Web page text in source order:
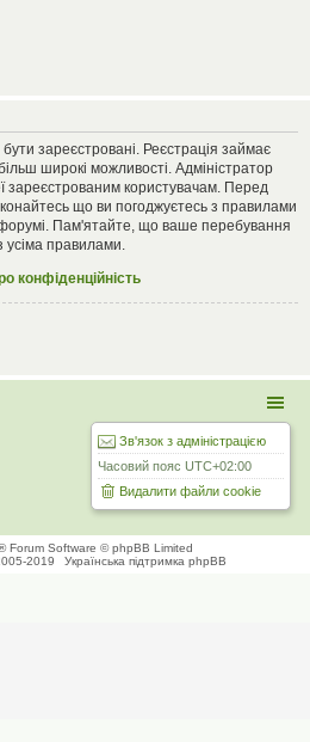
зареєстровані. Реєстрація займає
широкі можливості. Адміністратор
зареєстрованим користувачам. Перед
що ви погоджуєтесь з правилами
форумі. Пам'ятайте, що ваше перебування
правилами.
конфіденційність
Зв'язок з адміністрацією
Часовий пояс UTC+02:00
Видалити файли cookie
Forum Software © phpBB Limited
2019
Українська підтримка phpBB